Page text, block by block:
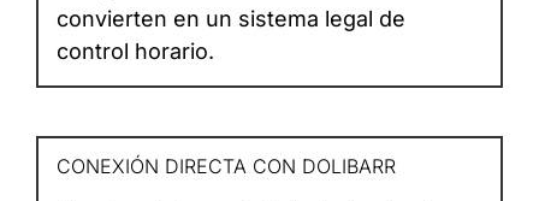
convierten en un sistema legal de
control horario.
CONEXIÓN DIRECTA CON DOLIBARR